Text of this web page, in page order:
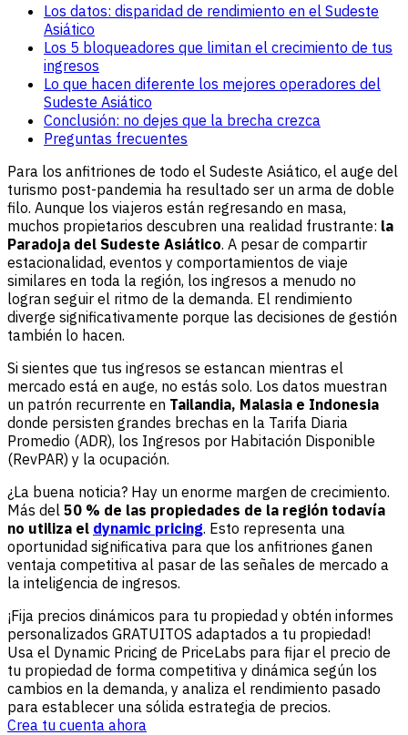
Los datos: disparidad de rendimiento en el Sudeste
Asiático
Los 5 bloqueadores que limitan el crecimiento de tus
ingresos
Lo que hacen diferente los mejores operadores del
Sudeste Asiático
Conclusión: no dejes que la brecha crezca
Preguntas frecuentes
Para los anfitriones de todo el Sudeste Asiático, el auge del
turismo post-pandemia ha resultado ser un arma de doble
filo. Aunque los viajeros están regresando en masa,
muchos propietarios descubren una realidad frustrante: la
Paradoja del Sudeste Asiático. A pesar de compartir
estacionalidad, eventos y comportamientos de viaje
similares en toda la región, los ingresos a menudo no
logran seguir el ritmo de la demanda. El rendimiento
diverge significativamente porque las decisiones de gestión
también lo hacen.
Si sientes que tus ingresos se estancan mientras el
mercado está en auge, no estás solo. Los datos muestran
un patrón recurrente en Tailandia, Malasia e Indonesia
donde persisten grandes brechas en la Tarifa Diaria
Promedio (ADR), los Ingresos por Habitación Disponible
(RevPAR) y la ocupación.
¿La buena noticia? Hay un enorme margen de crecimiento.
Más del 50 % de las propiedades de la región todavía
no utiliza el dynamic pricing. Esto representa una
oportunidad significativa para que los anfitriones ganen
ventaja competitiva al pasar de las señales de mercado a
la inteligencia de ingresos.
¡Fija precios dinámicos para tu propiedad y obtén informes
personalizados GRATUITOS adaptados a tu propiedad!
Usa el Dynamic Pricing de PriceLabs para fijar el precio de
tu propiedad de forma competitiva y dinámica según los
cambios en la demanda, y analiza el rendimiento pasado
para establecer una sólida estrategia de precios.
Crea tu cuenta ahora